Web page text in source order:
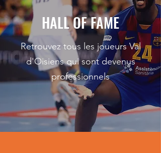
HALL OF FAME
Retrouvez tous les joueurs Val
d'Oisiens qui sont devenus
professionnels